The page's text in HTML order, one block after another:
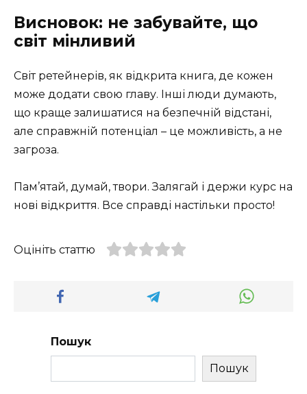
Висновок: не забувайте, що
світ мінливий
Світ ретейнерів, як відкрита книга, де кожен
може додати свою главу. Інші люди думають,
що краще залишатися на безпечній відстані,
але справжній потенціал – це можливість, а не
загроза.
Пам’ятай, думай, твори. Залягай і держи курс на
нові відкриття. Все справді настільки просто!
Оцініть статтю
Пошук
Пошук